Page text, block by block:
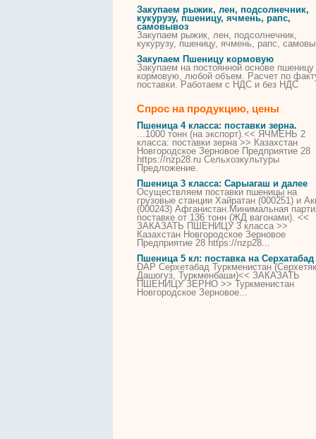
Закупаем рыжик, лен, подсолнечник,
кукурузу, пшеницу, ячмень, рапс,
самовывоз
Закупаем рыжик, лен, подсолнечник,
кукурузу, пшеницу, ячмень, рапс,
Закупаем Пшеницу кормовую
Закупаем на постоянной основе пшеницу
кормовую, любой объем. Расчет по
поставки. Работаем с НДС и без НДС
Спрос на продукцию, цены
Пшеница4 класса: поставки зерна.
...1000 тонн (на экспорт).<< ЯЧМЕНЬ 2
класса: поставки зерна >> Казахстан
Новгородское Зерновое Предприятие 28
https://nzp28.ru Сельхозкультуры
Предложение.
Пшеница3 класса: Сарыагаш и далее
Осуществляем поставки пшеницына
грузовые станции Хайратан (000251) и
(000243) Афганистан.Минимальная
поставке от 136 тонн (ЖД вагонами). <<
ЗАКАЗАТЬ ПШЕНИЦУ 3 класса >>
Казахстан Новгородское Зерновое
Предприятие 28 https://nzp28...
Пшеница5 кл: поставка на Серхатабад
DAP Серхетабад Туркменистан
Дашогуз, Туркменбаши)<< ЗАКАЗАТЬ
ПШЕНИЦУЗЕРНО >> Туркменистан
Новгородское Зерновое...